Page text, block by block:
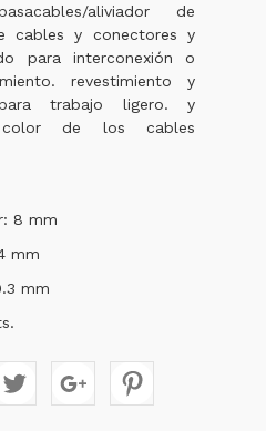
aliviador de
cables y conectores y
para interconexión o
revestimiento y
para trabajo ligero. y
color de los cables
8 mm
mm
mm